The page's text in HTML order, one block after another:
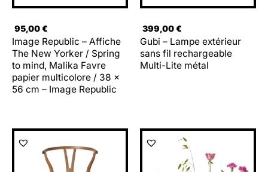
95,00€
Image Republic – Affiche
The New Yorker / Spring
to mind, Malika Favre
papier multicolore / 38 x
56 cm – Image Republic
399,00€
Gubi – Lampe extérieur
sans fil rechargeable
Multi-Lite métal